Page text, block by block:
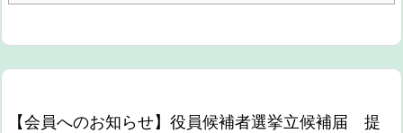
【会員へのお知らせ】役員候補者選挙立候補届 提